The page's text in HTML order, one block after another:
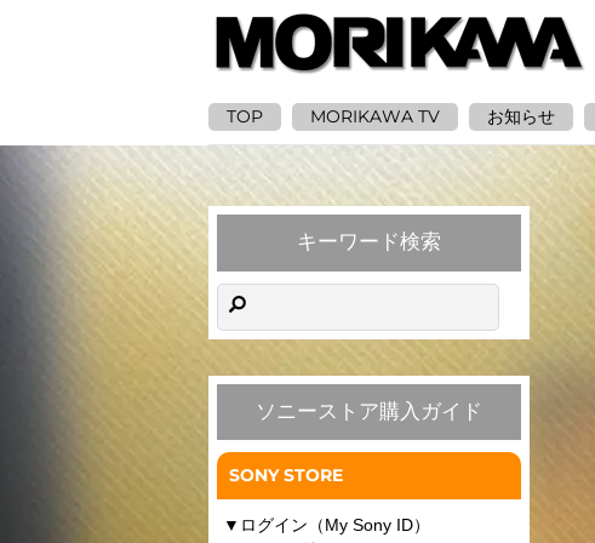
TOP MORIKAWA TV お知らせ
キーワード検索
ソニーストア購入ガイド
SONY STORE
▼ ログイン（My Sony ID）